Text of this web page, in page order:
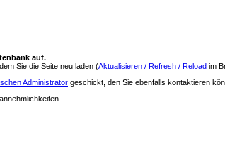
auf.
Sie die Seite neu laden (Aktualisieren / Refresh / Reload im
Administrator geschickt, den Sie ebenfalls kontaktieren